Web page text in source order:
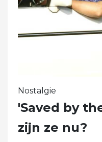
Nostalgie
'Saved by
zijn ze nu?